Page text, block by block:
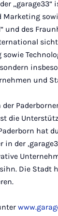
und des
und
die
hat
in der
Die